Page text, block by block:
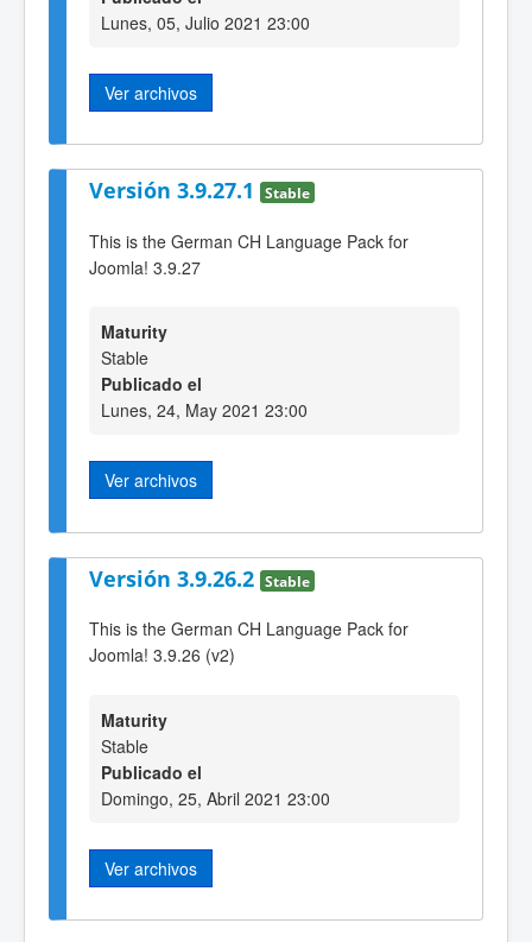
Lunes, 05, Julio 2021 23:00
Ver archivos
Versión 3.9.27.1 Stable
This is the German CH Language Pack for
Joomla! 3.9.27
Maturity
Stable
Publicado el
Lunes, 24, May 2021 23:00
Ver archivos
Versión 3.9.26.2 Stable
This is the German CH Language Pack for
Joomla! 3.9.26 (v2)
Maturity
Stable
Publicado el
Domingo, 25, Abril 2021 23:00
Ver archivos